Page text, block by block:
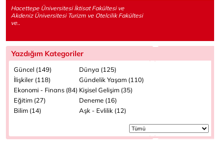
Hacettepe Üniversitesi İktisat Fakültesi ve
Akdeniz Üniversitesi Turizm ve Otelcilik Fakültesi
ve..
Yazdığım Kategoriler
Güncel (149)
Dünya (125)
İlişkiler (118)
Gündelik Yaşam (110)
Ekonomi - Finans (84) Kişisel Gelişim (35)
Eğitim (27)
Deneme (16)
Bilim (14)
Aşk - Evlilik (12)